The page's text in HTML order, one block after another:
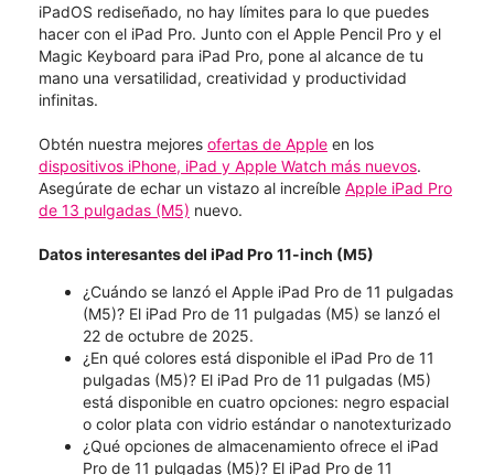
iPadOS rediseñado, no hay límites para lo que puedes
hacer con el iPad Pro. Junto con el Apple Pencil Pro y el
Magic Keyboard para iPad Pro, pone al alcance de tu
mano una versatilidad, creatividad y productividad
infinitas.
Obtén nuestra mejores ofertas de Apple en los
dispositivos iPhone, iPad y Apple Watch más nuevos.
Asegúrate de echar un vistazo al increíble Apple iPad Pro
de 13 pulgadas (M5) nuevo.
Datos interesantes del iPad Pro 11-inch (M5)
¿Cuándo se lanzó el Apple iPad Pro de 11 pulgadas
(M5)? El iPad Pro de 11 pulgadas (M5) se lanzó el
22 de octubre de 2025.
¿En qué colores está disponible el iPad Pro de 11
pulgadas (M5)? El iPad Pro de 11 pulgadas (M5)
está disponible en cuatro opciones: negro espacial
o color plata con vidrio estándar o nanotexturizado
¿Qué opciones de almacenamiento ofrece el iPad
Pro de 11 pulgadas (M5)? El iPad Pro de 11